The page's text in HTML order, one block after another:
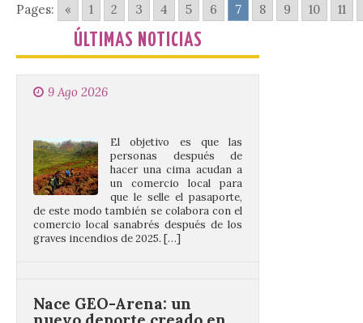
Pages: « 1 2 3 4 5 6 7 8 9 10 11
ÚLTIMAS NOTICIAS
después de los incendios
del año pasado
9 Ago 2026
un comercio local para
que le selle el pasaporte,
de este modo también se colabora con el
comercio local sanabrés después de los
graves incendios de 2025. […]
la Universidad de León
para que nadie quede